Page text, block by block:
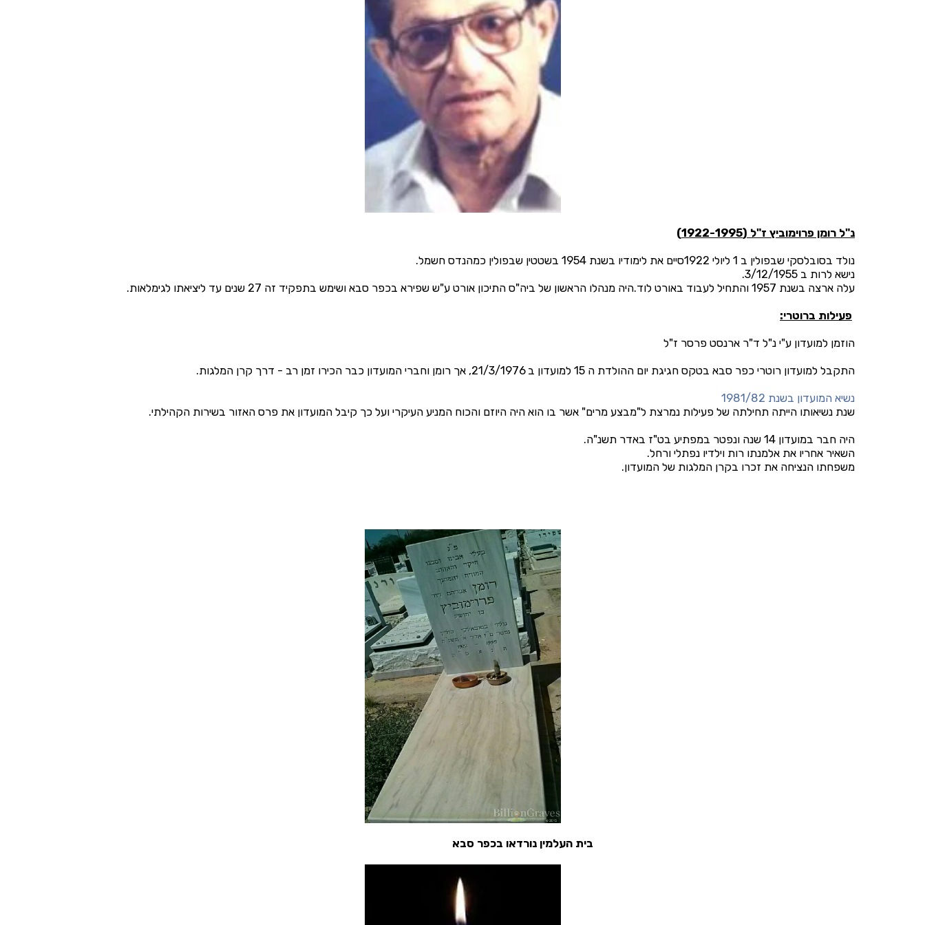
נ"ל רומן פרוימוביץ ז"ל (1922-1995)
נולד בסובלסקי שבפולין ב 1 ליולי 1922סיים את לימודיו בשנת 1954 בשטטין שבפולין כמהנדס חשמל.
נישא לרות ב 3/12/1955.
עלה ארצה בשנת 1957 והתחיל לעבוד באורט לוד.היה מנהלו הראשון של ביה"ס התיכון אורט ע"ש שפירא בכפר סבא ושימש בתפקיד זה 27 שנים עד ליציאתו לגימלאות.
פעילות ברוטרי:
הוזמן למועדון ע"י נ"ל ד"ר ארנסט פרסר ז"ל
התקבל למועדון רוטרי כפר סבא בטקס חגיגת יום ההולדת ה 15 למועדון ב 21/3/1976, אך רומן וחברי המועדון כבר הכירו זמן רב - דרך קרן המלגות.
נשיא המועדון בשנת 1981/82
שנת נשיאותו הייתה תחילתה של פעילות נמרצת ל"מבצע מרים" אשר בו הוא היה היוזם והכוח המניע העיקרי ועל כך קיבל המועדון את פרס האזור בשירות הקהילתי.
היה חבר במועדון 14 שנה ונפטר במפתיע בט"ז באדר תשנ"ה.
השאיר אחריו את אלמנתו רות וילדיו נפתלי ורחל.
משפחתו הנציחה את זכרו בקרן המלגות של המועדון.
בית העלמין נורדאו בכפר סבא